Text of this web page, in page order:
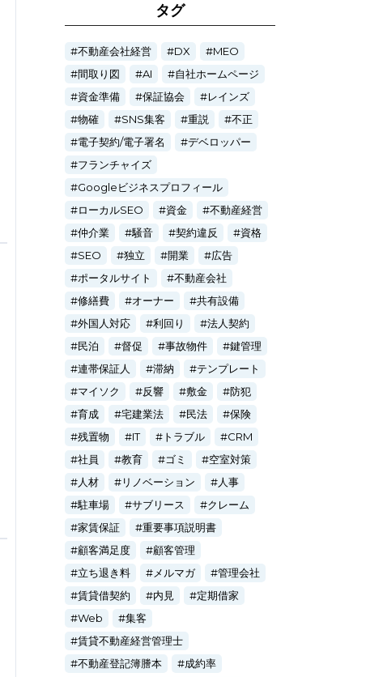
タグ
不動産会社経営 DX
MEO
間取り図
AI
自社ホームページ
資金準備
保証協会
レインズ
物確
SNS集客 重説
不正
電子契約/電子署名
デベロッパー
フランチャイズ
Googleビジネスプロフィール
ローカルSEO
資金
不動産経営
仲介業
騒音 契約違反
資格
SEO
独立 開業
広告
ポータルサイト
不動産会社
修繕費
オーナー
共有設備
外国人対応
利回り
法人契約
民泊
督促 事故物件
鍵管理
連帯保証人
滞納
テンプレート
マイソク
反響 敷金
防犯
育成
宅建業法 民法
保険
残置物
IT トラブル
CRM
社員
教育 ゴミ
空室対策
人材
リノベーション
人事
駐車場
サブリース
クレーム
家賃保証
重要事項説明書
顧客満足度
顧客管理
立ち退き料
メルマガ
管理会社
賃貸借契約
内見
定期借家
Web
集客
賃貸不動産経営管理士
不動産登記簿謄本
成約率